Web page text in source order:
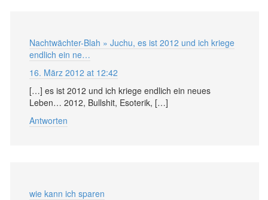
Nachtwächter-Blah » Juchu, es ist 2012 und ich kriege
endlich ein ne…
16. März 2012 at 12:42
[…] es ist 2012 und ich kriege endlich ein neues
Leben… 2012, Bullshit, Esoterik, […]
Antworten
wie kann ich sparen